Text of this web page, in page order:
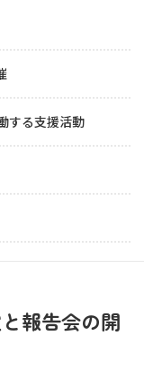
する支援活動
報告会の開